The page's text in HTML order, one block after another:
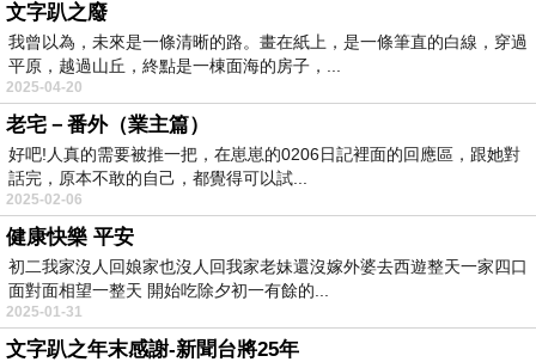
文字趴之廢
我曾以為，未來是一條清晰的路。畫在紙上，是一條筆直的白線，穿過
平原，越過山丘，終點是一棟面海的房子，...
2025-04-20
老宅－番外（業主篇）
好吧!人真的需要被推一把，在崽崽的0206日記裡面的回應區，跟她對
話完，原本不敢的自己，都覺得可以試...
2025-02-06
健康快樂 平安
初二我家沒人回娘家也沒人回我家老妹還沒嫁外婆去西遊整天一家四口
面對面相望一整天 開始吃除夕初一有餘的...
2025-01-31
文字趴之年末感謝-新聞台將25年